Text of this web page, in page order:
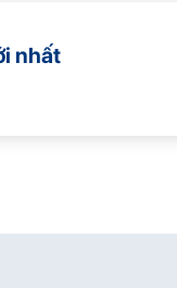
nhất